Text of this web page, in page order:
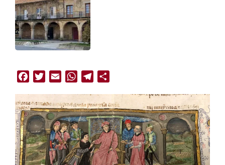
Facebook
Twitter
Email WhatsAppTelegram